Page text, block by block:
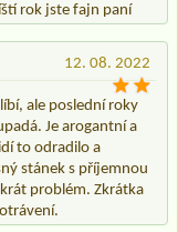
rok jste fajn paní
12. 08. 2022
ale poslední roky
Je arogantní a
to odradilo a
stánek s příjemnou
problém. Zkrátka